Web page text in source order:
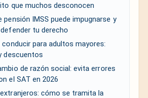
que muchos desconocen
pensión IMSS puede impugnarse y
tu derecho
conducir para adultos mayores:
descuentos
de razón social: evita errores
el SAT en 2026
extranjeros: cómo se tramita la